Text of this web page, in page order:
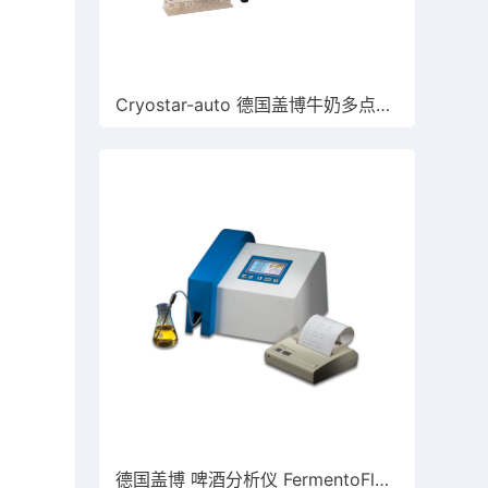
Cryostar-auto 德国盖博牛奶多点冰点仪
德国盖博 啤酒分析仪 FermentoFlash